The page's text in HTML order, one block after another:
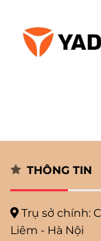
THÔNG TIN
Trụ sở chính:
Liêm - Hà Nội